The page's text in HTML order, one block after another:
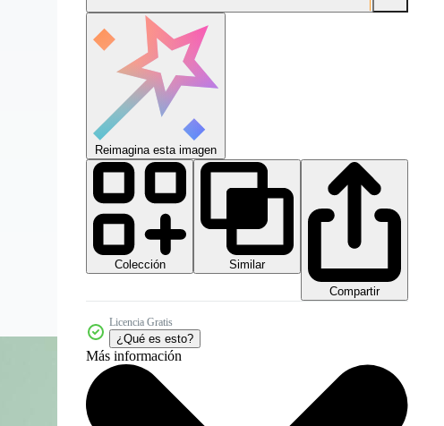
Reimagina esta imagen
Colección
Similar
Compartir
Licencia Gratis
¿Qué es esto?
Más información